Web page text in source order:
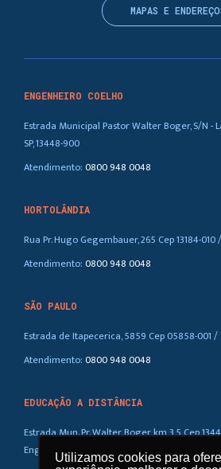
Utilizamos cookies para
Utilizamos cookies para
ENGENHEIRO COELHO
Estrada Municipal Pastor Walter Boger, S/N -
SP, 13448-900
Atendimento:0800 948 0048
HORTOLÂNDIA
Rua Pr. Hugo Gegembauer, 265 Cep 13184-
Atendimento:0800 948 0048
SÃO PAULO
Estrada de Itapecerica, 5859 Cep 05858-001 /
Atendimento:0800 948 0048
EDUCAÇÃO A DISTÂNCIA
Estrada Mun. Pr. Walter Boger, km 3,5 Cep
Eng. Coelho – SP
MAPAS E